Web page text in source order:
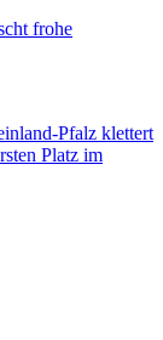
frohe
Pfalz klettert
Platz im